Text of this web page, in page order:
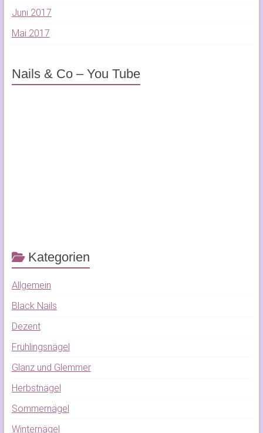
Juni 2017
Mai 2017
Nails & Co – You Tube
Kategorien
Allgemein
Black Nails
Dezent
Frühlingsnägel
Glanz und Glemmer
Herbstnägel
Sommernägel
Winternägel